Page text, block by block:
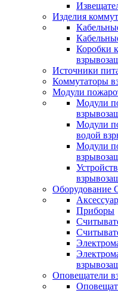
Изделия
Коробки
Источники
Коммутаторы
Модули
Модули
Модули
водой
Модули
Оборудование
Приборы
Оповещатели